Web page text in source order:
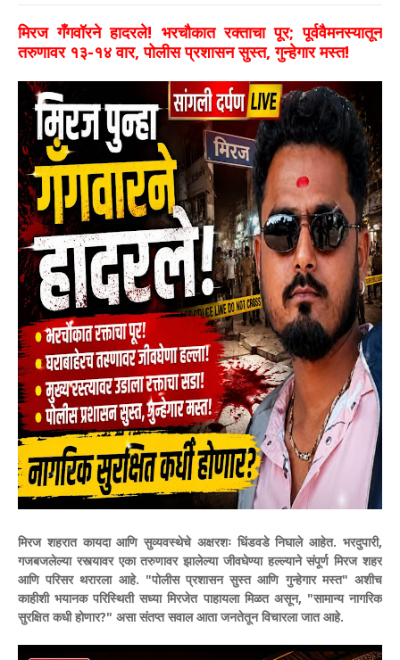
मिरज गँगवॉरने हादरले! भरचौकात रक्ताचा पूर; पूर्ववैमनस्यातून
तरुणावर १३-१४ वार, पोलीस प्रशासन सुस्त, गुन्हेगार मस्त!
​मिरज शहरात कायदा आणि सुव्यवस्थेचे अक्षरशः धिंडवडे निघाले आहेत. भरदुपारी,
गजबजलेल्या रस्त्यावर एका तरुणावर झालेल्या जीवघेण्या हल्ल्याने संपूर्ण मिरज शहर
आणि परिसर थरारला आहे. "पोलीस प्रशासन सुस्त आणि गुन्हेगार मस्त" अशीच
काहीशी भयानक परिस्थिती सध्या मिरजेत पाहायला मिळत असून, "सामान्य नागरिक
सुरक्षित कधी होणार?" असा संतप्त सवाल आता जनतेतून विचारला जात आहे.